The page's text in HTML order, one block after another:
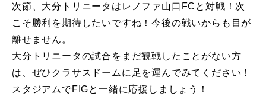
次節、大分トリニータはレノファ山口FCと対戦！次
こそ勝利を期待したいですね！今後の戦いからも目が
離せません。
大分トリニータの試合をまだ観戦したことがない方
は、ぜひクラサスドームに足を運んでみてください！
スタジアムでFIGと一緒に応援しましょう！